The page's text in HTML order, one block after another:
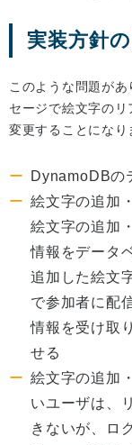
実装方針
このような問題が
セージで絵文字の
変更することになり
DynamoDBの
絵文字の追加
絵文字の追加
情報をデータ
追加した絵文
で参加者に配
情報を受け取
せる
絵文字の追加
いユーザは、
きないが、ロ